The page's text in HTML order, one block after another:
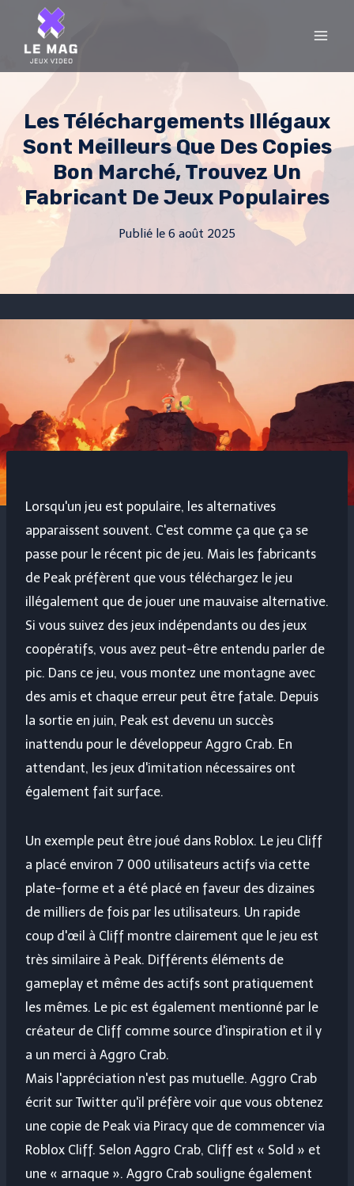
content
Les Téléchargements Illégaux
Sont Meilleurs Que Des Copies
Bon Marché, Trouvez Un
Fabricant De Jeux Populaires
Publié le 6 août 2025
Lorsqu'un jeu est populaire, les alternatives
apparaissent souvent. C'est comme ça que ça se
passe pour le récent pic de jeu. Mais les fabricants
de Peak préfèrent que vous téléchargez le jeu
illégalement que de jouer une mauvaise alternative.
Si vous suivez des jeux indépendants ou des jeux
coopératifs, vous avez peut-être entendu parler de
pic. Dans ce jeu, vous montez une montagne avec
des amis et chaque erreur peut être fatale. Depuis
la sortie en juin, Peak est devenu un succès
inattendu pour le développeur Aggro Crab. En
attendant, les jeux d'imitation nécessaires ont
également fait surface.
Un exemple peut être joué dans Roblox. Le jeu Cliff
a placé environ 7 000 utilisateurs actifs via cette
plate-forme et a été placé en faveur des dizaines
de milliers de fois par les utilisateurs. Un rapide
coup d'œil à Cliff montre clairement que le jeu est
très similaire à Peak. Différents éléments de
gameplay et même des actifs sont pratiquement
les mêmes. Le pic est également mentionné par le
créateur de Cliff comme source d'inspiration et il y
a un merci à Aggro Crab.
Mais l'appréciation n'est pas mutuelle. Aggro Crab
écrit sur Twitter qu'il préfère voir que vous obtenez
une copie de Peak via Piracy que de commencer via
Roblox Cliff. Selon Aggro Crab, Cliff est « Sold » et
une « arnaque ». Aggro Crab souligne également